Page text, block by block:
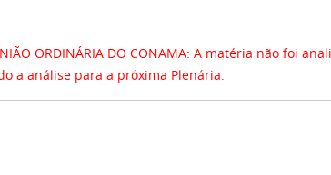
ORDINÁRIA DO CONAMA: A matéria não foi
a análise para a próxima Plenária.